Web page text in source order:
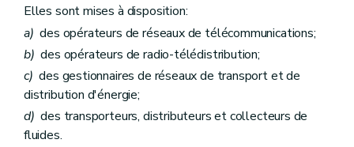
Elles sont mises à disposition:
a) des opérateurs de réseaux de télécommunications;
b) des opérateurs de radio-télédistribution;
c) des gestionnaires de réseaux de transport et de
distribution d'énergie;
d) des transporteurs, distributeurs et collecteurs de
fluides.